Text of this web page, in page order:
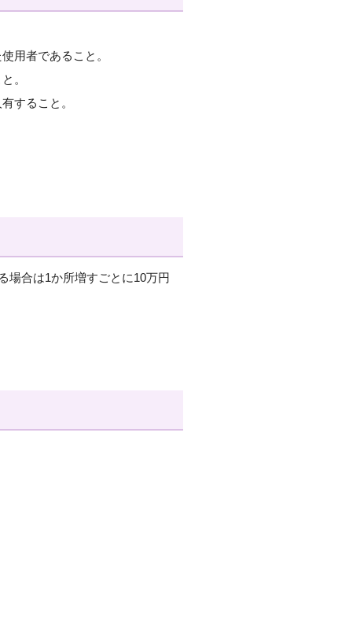
用者であること。
。
すること。
合は1か所増すごとに10万円